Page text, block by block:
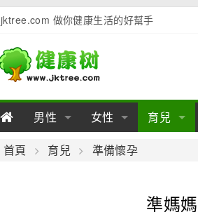
jktree.com 做你健康生活的好幫手
男性
男性陽痿
男性早泄
男性
女性
女性乳房
女性生
育兒
幼兒期
首頁 育兒 準備懷孕
準媽